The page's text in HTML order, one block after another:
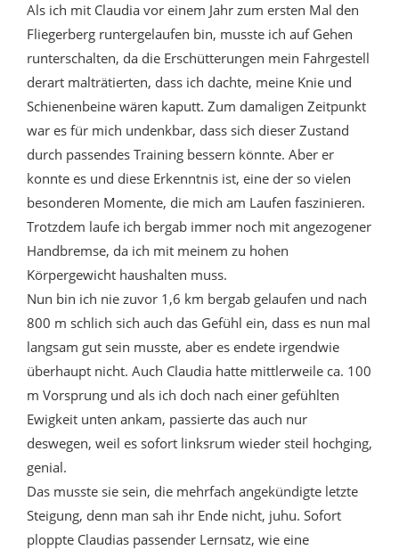
Als ich mit Claudia vor einem Jahr zum ersten Mal den
Fliegerberg runtergelaufen bin, musste ich auf Gehen
runterschalten, da die Erschütterungen mein Fahrgestell
derart malträtierten, dass ich dachte, meine Knie und
Schienenbeine wären kaputt. Zum damaligen Zeitpunkt
war es für mich undenkbar, dass sich dieser Zustand
durch passendes Training bessern könnte. Aber er
konnte es und diese Erkenntnis ist, eine der so vielen
besonderen Momente, die mich am Laufen faszinieren.
Trotzdem laufe ich bergab immer noch mit angezogener
Handbremse, da ich mit meinem zu hohen
Körpergewicht haushalten muss.
Nun bin ich nie zuvor 1,6 km bergab gelaufen und nach
800 m schlich sich auch das Gefühl ein, dass es nun mal
langsam gut sein musste, aber es endete irgendwie
überhaupt nicht. Auch Claudia hatte mittlerweile ca. 100
m Vorsprung und als ich doch nach einer gefühlten
Ewigkeit unten ankam, passierte das auch nur
deswegen, weil es sofort linksrum wieder steil hochging,
genial.
Das musste sie sein, die mehrfach angekündigte letzte
Steigung, denn man sah ihr Ende nicht, juhu. Sofort
ploppte Claudias passender Lernsatz, wie eine